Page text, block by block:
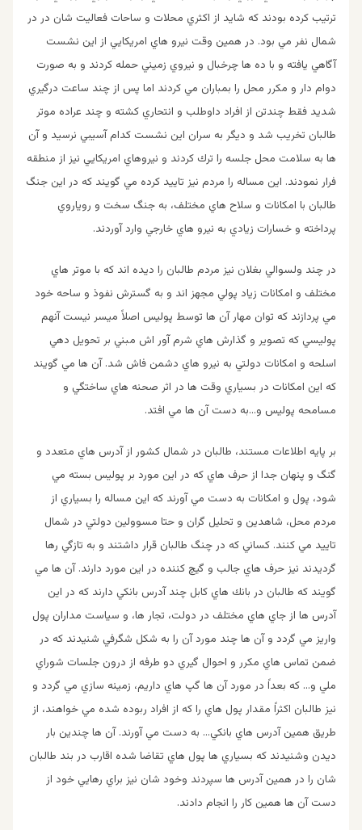
ترتيب كرده بودند كه شايد از اكثري محلات و ساحات فعاليت شان در در
شمال نفر مي بود. در همين وقت نيرو هاي امريكايي از اين نشست
آگاهي يافته و با ده ها چرخبال و نيروي زميني حمله كردند و به صورت
دوام دار و مكرر محل را بمباران مي كردند اما پس از چند ساعت درگيري
شديد فقط چندتن از افراد داوطلب و انتحاري كشته و چند عراده موتر
طالبان تخريب شد و ديگر به سران اين نشست كدام آسيبي نرسيد و آن
ها به سلامت محل جلسه را ترك كردند و نيروهاي امريكايي نيز از منطقه
فرار نمودند. اين مساله را مردم نيز تاييد كرده مي گويند كه در اين جنگ
طالبان با امكانات و سلاح هاي مختلف، به جنگ سخت و روياروي
پرداخته و خسارات زيادي به نيرو هاي خارجي وارد آوردند.
در چند ولسوالي بغلان نيز مردم طالبان را ديده اند كه با موتر هاي
مختلف و امكانات زياد پولي مجهز اند و به گسترش نفوذ و ساحه خود
مي پردازند كه توان مهار آن ها توسط پوليس اصلاً ميسر نيست آنهم
پوليسي كه تصوير و گذارش هاي شرم آور اش مبني بر تحويل دهي
اسلحه و امكانات دولتي به نيرو هاي دشمن فاش شد. آن ها مي گويند
كه اين امكانات در بسياري وقت ها در اثر صحنه هاي ساختگي و
مسامحه پوليس و…به دست آن ها مي افتد.
بر پايه اطلاعات مستند، طالبان در شمال كشور از آدرس هاي متعدد و
گنگ و پنهان جدا از حرف هاي كه در اين مورد بر پوليس بسته مي
شود، پول و امكانات به دست مي آورند كه اين مساله را بسياري از
مردم محل، شاهدين و تحليل گران و حتا مسوولين دولتي در شمال
تاييد مي كنند. كساني كه در چنگ طالبان قرار داشتند و به تازگي رها
گرديدند نيز حرف هاي جالب و گيچ كننده در اين مورد دارند. آن ها مي
گويند كه طالبان در بانك هاي كابل چند آدرس بانكي دارند كه در اين
آدرس ها از جاي هاي مختلف در دولت، تجار ها، و سياست مداران پول
واريز مي گردد و آن ها چند مورد آن را به شكل شگرفي شنيدند كه در
ضمن تماس هاي مكرر و احوال گيري دو طرفه از درون جلسات شوراي
ملي و… كه بعداً در مورد آن ها گپ هاي داريم، زمينه سازي مي گردد و
نيز طالبان اكثراً مقدار پول هاي را كه از افراد ربوده شده مي خواهند، از
طريق همين آدرس هاي بانكي… به دست مي آورند. آن ها چندين بار
ديدن وشنيدند كه بسياري ها پول هاي تقاضا شده اقارب در بند طالبان
شان را در همين آدرس ها سپردند وخود شان نيز براي رهايي خود از
دست آن ها همين كار را انجام دادند.